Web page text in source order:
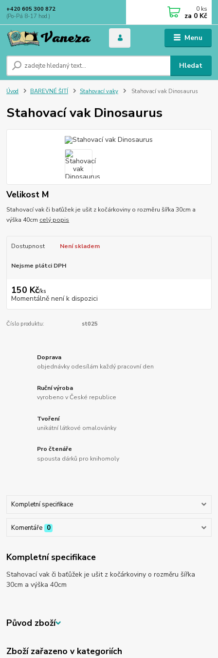
Menu
Hledat
+420 605 300 872
(Po-Pá 8-17 hod.)
0 ks
za 0 Kč
Úvod BAREVNÉ ŠITÍ Stahovací vaky Stahovací vak Dinosaurus
Stahovací vak Dinosaurus
Velikost M
Stahovací vak či baťůžek je ušit z kočárkoviny o rozměru šířka 30cm a
výška 40cm celý popis
Dostupnost Není skladem
Nejsme plátci DPH
150 Kč/ks
Momentálně není k dispozici
Číslo produktu: st025
Doprava
objednávky odesílám každý pracovní den
Ruční výroba
vyrobeno v České republice
Tvoření
unikátní látkové omalovánky
Pro čtenáře
spousta dárků pro knihomoly
Kompletní specifikace
Komentáře 0
Kompletní specifikace
Stahovací vak či baťůžek je ušit z kočárkoviny o rozměru šířka
30cm a výška 40cm
Původ zboží
Zboží zařazeno v kategoriích